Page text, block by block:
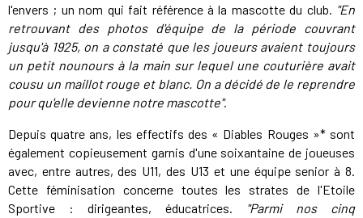
l'envers ; un nom qui fait référence à la mascotte du club. "En
retrouvant des photos d'équipe de la période couvrant
jusqu'à 1925, on a constaté que les joueurs avaient toujours
un petit nounours à la main sur lequel une couturière avait
cousu un maillot rouge et blanc. On a décidé de le reprendre
pour qu'elle devienne notre mascotte".
Depuis quatre ans, les effectifs des « Diables Rouges »* sont
également copieusement garnis d'une soixantaine de joueuses
avec, entre autres, des U11, des U13 et une équipe senior à 8.
Cette féminisation concerne toutes les strates de l'Etoile
Sportive : dirigeantes, éducatrices.
"Parmi nos cinq